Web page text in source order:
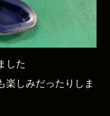
した
楽しみだったりしま